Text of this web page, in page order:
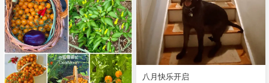
八月快乐开启